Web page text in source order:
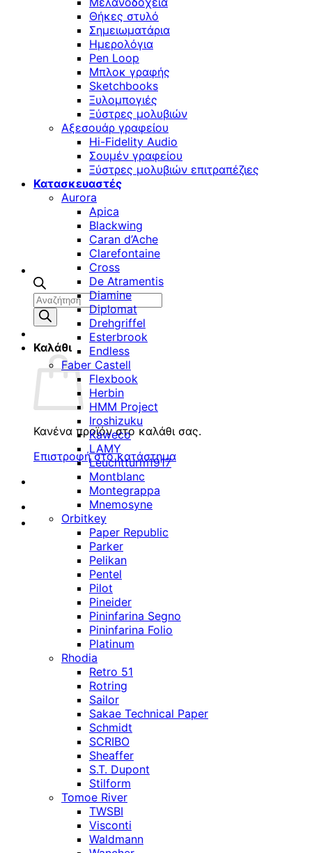
Αναζήτηση
προϊόντων
Καλάθι
Κανένα προϊόν στο καλάθι σας.
Επιστροφή στο κατάστημα
Θήκες στυλό
Σημειωματάρια
Ημερολόγια
Pen Loop
Μπλοκ γραφής
Sketchbooks
Ξυλομπογιές
Ξύστρες μολυβιών
Αξεσουάρ γραφείου
Hi-Fidelity Audio
Σουμέν γραφείου
Ξύστρες μολυβιών επιτραπέζιες
Κατασκευαστές
Aurora
Apica
Blackwing
Caran d’Ache
Clarefontaine
Cross
De Atramentis
Diamine
Diplomat
Drehgriffel
Esterbrook
Endless
Faber Castell
Flexbook
Herbin
HMM Project
Iroshizuku
Kaweco
LAMY
Leuchtturm1917
Montblanc
Montegrappa
Mnemosyne
Orbitkey
Paper Republic
Parker
Pelikan
Pentel
Pilot
Pineider
Pininfarina Segno
Pininfarina Folio
Platinum
Rhodia
Retro 51
Rotring
Sailor
Sakae Technical Paper
Schmidt
SCRIBO
Sheaffer
S.T. Dupont
Stilform
Tomoe River
TWSBI
Visconti
Waldmann